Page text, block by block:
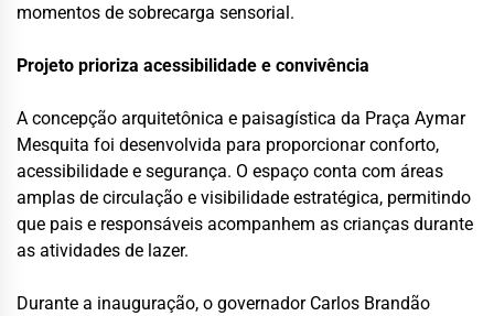
momentos de sobrecarga sensorial.
Projeto prioriza acessibilidade e convivência
A concepção arquitetônica e paisagística da Praça Aymar
Mesquita foi desenvolvida para proporcionar conforto,
acessibilidade e segurança. O espaço conta com áreas
amplas de circulação e visibilidade estratégica, permitindo
que pais e responsáveis acompanhem as crianças durante
as atividades de lazer.
Durante a inauguração, o governador Carlos Brandão